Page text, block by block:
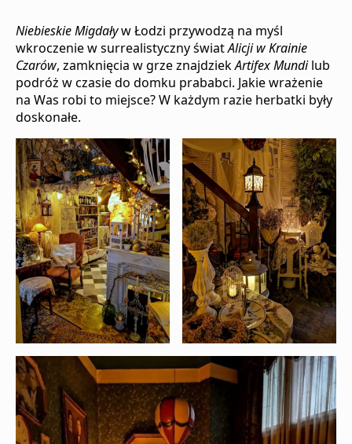
Niebieskie Migdaływ Łodzi przywodzą na myśl
wkroczenie w surrealistyczny światAlicji w Krainie
Czarów, zamknięcia w grze znajdziekArtifex Mundilub
podróż w czasie do domku prababci. Jakie wrażenie
na Was robi to miejsce? W każdym razie herbatki były
doskonałe.